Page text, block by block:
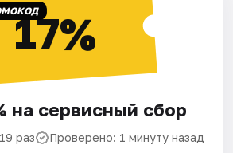
17%
на сервисный сбор
раз Проверено: 1 минуту назад